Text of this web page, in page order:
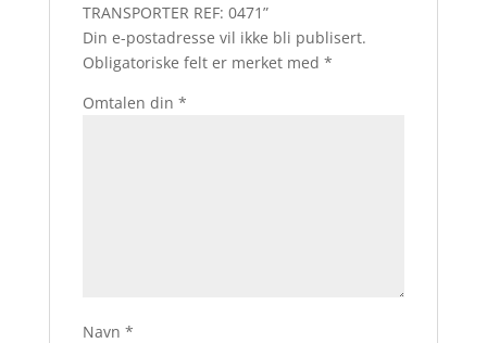
TRANSPORTER REF: 0471”
Din e-postadresse vil ikke bli publisert.
Obligatoriske felt er merket med *
Omtalen din *
Navn *